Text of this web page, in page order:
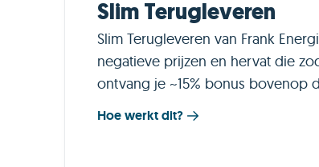
Slim Terugleveren
Slim Terugleveren van Frank
negatieve prijzen en hervat die
ontvang je ~15% bonus bovenop
Hoe werkt dit?